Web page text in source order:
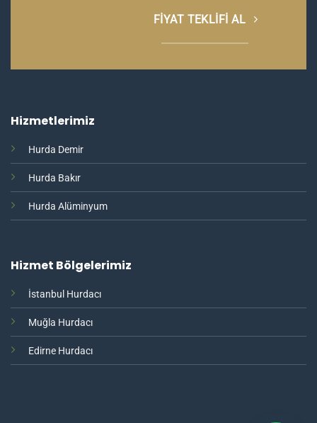
FIYAT TEKLIFI AL
Hizmetlerimiz
Hurda Demir
Hurda Bakır
Hurda Alüminyum
Hizmet Bölgelerimiz
İstanbul Hurdacı
Muğla Hurdacı
Edirne Hurdacı